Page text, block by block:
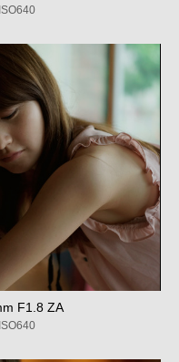
F1.8 ZA